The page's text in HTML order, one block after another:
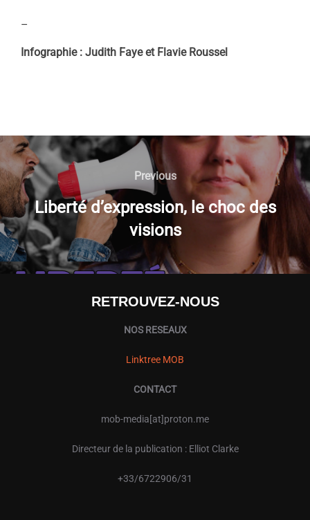
–
Infographie : Judith Faye et Flavie Roussel
NAVIGATION
DE
L’ARTICLE
Previous
Previous
Liberté d’expression, le choc des
visions
RETROUVEZ-NOUS
NOS RESEAUX
Linktree MOB
CONTACT
mob-media[at]proton.me
Directeur de la publication : Elliot Clarke
+33/6722906/31